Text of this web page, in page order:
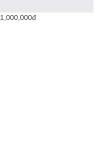
1,000,000đ